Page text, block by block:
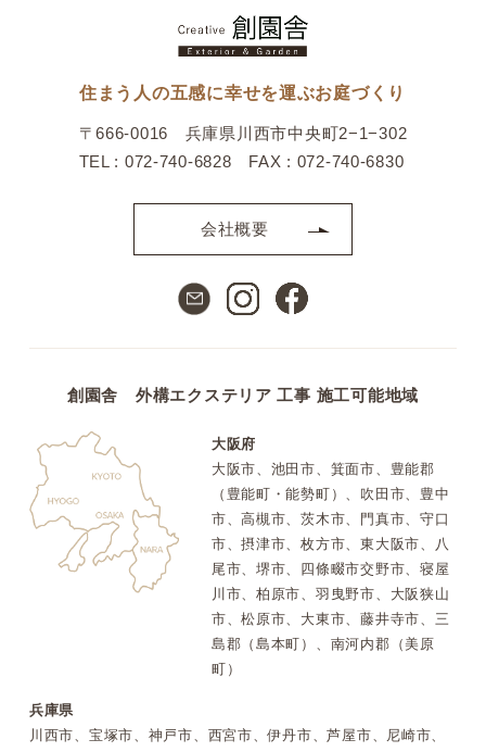
住まう人の五感に幸せを運ぶお庭づくり
〒666-0016 兵庫県川西市中央町2−1−302
TEL : 072-740-6828 FAX : 072-740-6830
会社概要
創園舎 外構エクステリア 工事 施工可能地域
大阪府
大阪市、池田市、箕面市、豊能郡
（豊能町・能勢町）、吹田市、豊中
市、高槻市、茨木市、門真市、守口
市、摂津市、枚方市、東大阪市、八
尾市、堺市、四條畷市交野市、寝屋
川市、柏原市、羽曳野市、大阪狭山
市、松原市、大東市、藤井寺市、三
島郡（島本町）、南河内郡（美原
町）
兵庫県
川西市、宝塚市、神戸市、西宮市、伊丹市、芦屋市、尼崎市、